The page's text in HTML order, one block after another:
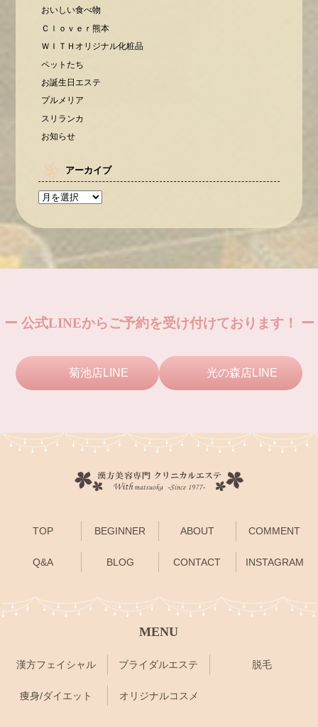
おいしい食べ物
Ｃｌｏｖｅｒ熊本
ＷＩＴＨオリジナル化粧品
ペットたち
お誕生日エステ
プルメリア
スリランカ
お知らせ
アーカイブ
ー 公式LINEからご予約を受け付けております！ ー
菊池店LINE 光の森店LINE
TOP BEGINNER ABOUT COMMENT
Q&A BLOG CONTACT INSTAGRAM
MENU
漢方フェイシャル ブライダルエステ 脱毛
痩身/ダイエット オリジナルコスメ